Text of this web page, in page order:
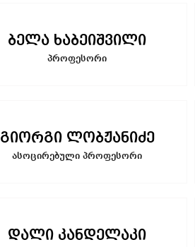
ბელა ხაბეიშვილი
პროფესორი
გიორგი ლობჟანიძე
ასოცირებული პროფესორი
დალი კანდელაკი